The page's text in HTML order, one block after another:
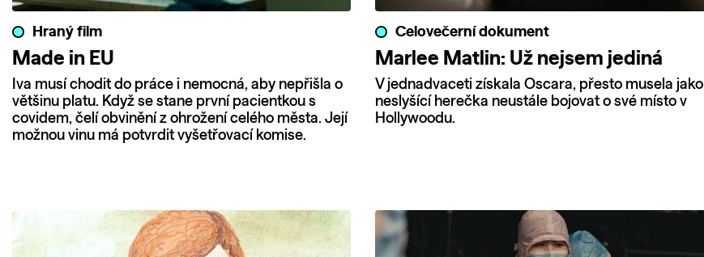
Hraný film
Made in EU
Iva musí chodit do práce i nemocná, aby nepřišla o
většinu platu. Když se stane první pacientkou s
covidem, čelí obvinění z ohrožení celého města. Její
možnou vinu má potvrdit vyšetřovací komise.
Celovečerní dokument
Marlee Matlin: Už nejsem jediná
V jednadvaceti získala Oscara, přesto musela jako
neslyšící herečka neustále bojovat o své místo v
Hollywoodu.